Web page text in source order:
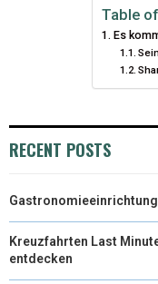
O
K
Table
Es
RECENT POSTS
Kreuzfahrten Last
entdecken